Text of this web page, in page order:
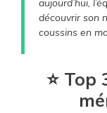
aujourd’hui,
découvrir son
coussins en
⭐